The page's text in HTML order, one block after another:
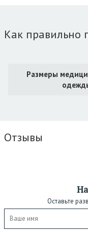
Как правильно
Размеры
Отзывы
Оставьте